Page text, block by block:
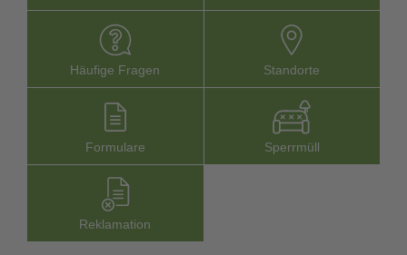
Häufige Fragen Stand­orte
Formu­lare Sperr­müll
Reklamation